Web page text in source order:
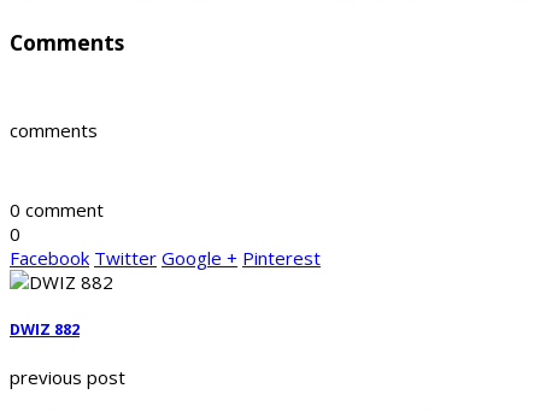
Comments
comments
0 comment
0
Facebook Twitter Google + Pinterest
DWIZ 882
previous post